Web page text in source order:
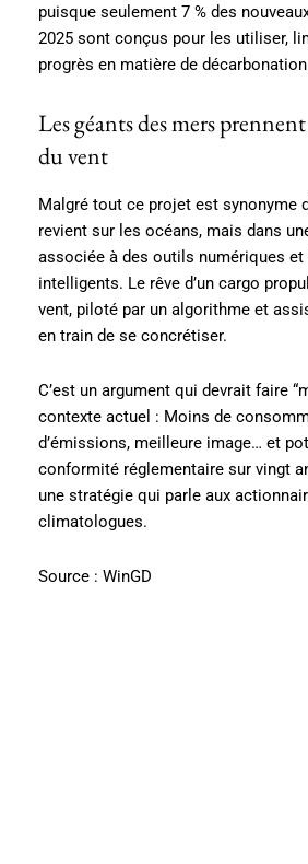
puisque seulement 7 % des
2025 sont conçus pour les utiliser,
progrès en matière de
Les géants des mers
du vent
Malgré tout ce projet est synonyme
revient sur les océans, mais dans
associée à des outils numériques et
intelligents. Le rêve d’un cargo
vent, piloté par un algorithme et
en train de se concrétiser.
C’est un argument qui devrait faire
contexte actuel : Moins de
d’émissions, meilleure image… et
conformité réglementaire sur vingt
une stratégie qui parle aux
climatologues.
Source : WinGD